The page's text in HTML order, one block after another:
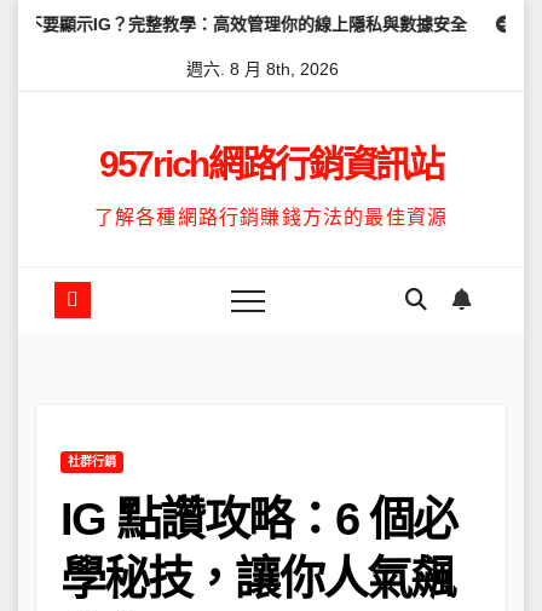
Skip
？完整教學：高效管理你的線上隱私與數據安全 怎麼讓
週六. 8 月 8th, 2026
957rich網路行銷資訊站
了解各種網路行銷賺錢方法的最佳資源
社群行銷
IG 點讚攻略：6 個必
學秘技，讓你人氣飆